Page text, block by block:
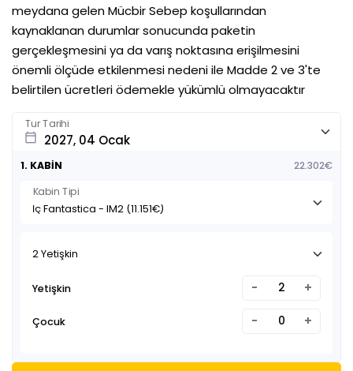
meydana gelen Mücbir Sebep koşullarından
kaynaklanan durumlar sonucunda paketin
gerçekleşmesini ya da varış noktasına erişilmesini
önemli ölçüde etkilenmesi nedeni ile Madde 2 ve 3'te
belirtilen ücretleri ödemekle yükümlü olmayacaktır
Tur Tarihi
calendar_today
1. KABİN
22.302€
Kabin Tipi
2 Yetişkin
Yetişkin - +
Çocuk - +